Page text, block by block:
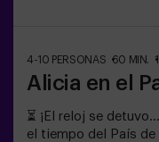
4-10 PERSONAS 60 MIN.
Alicia en el
⏳ ¡El reloj se
el tiempo del País